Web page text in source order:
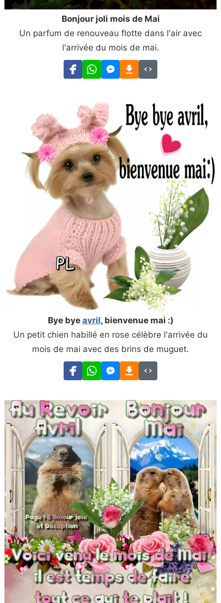
Bonjour joli mois de Mai
Un parfum de renouveau flotte dans l'air avec
l'arrivée du mois de mai.
Bye bye avril, bienvenue mai :)
Un petit chien habillé en rose célèbre l'arrivée du
mois de mai avec des brins de muguet.